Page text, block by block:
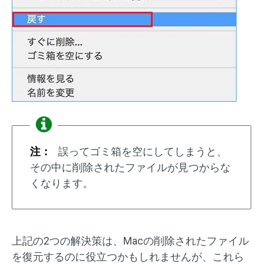
注：
誤ってゴミ箱を空にしてしまうと、
その中に削除されたファイルが見つからな
くなります。
上記の2つの解決策は、Macの削除されたファイル
を復元するのに役立つかもしれませんが、これら